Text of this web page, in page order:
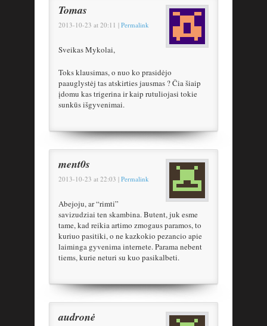
Tomas
2013-10-23 at 20:11 | Permalink
Sveikas Mykolai,
Toks klausimas, o nuo ko prasidėjo
paauglystėj tas atskirties jausmas ? Čia šiaip
įdomu kas trigerina ir kaip rutuliojasi tokie
sunkūs išgyvenimai.
ment0s
2013-10-23 at 22:03 | Permalink
Abejoju, ar “rimti”
savizudziai ten skambina. Butent, juk esme
tame, kad reikia artimo zmogaus paramos, to
kuriuo pasitiki, o ne kazkokio pezancio apie
laiminga gyvenima internete. Parama nebent
tiems, kurie neturi su kuo pasikalbeti.
audronė